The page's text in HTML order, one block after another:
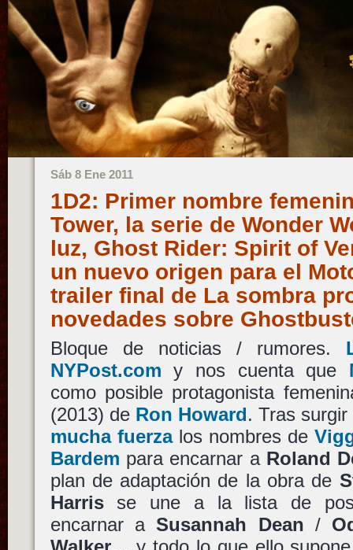
Sáb 8 Ene 2011
1D2: Primer nombre
Tower, la serie de Wonder
luz, Ghost Rider: Spirit of
un nuevo origen para el
trailer final de La sombra
novedades sobre
Bloque de noticias / rumores.
NYPost.com y nos cuenta que
como posible protagonista
(2013) de Ron Howard. Tras surgir
mucha fuerzalos nombres de
Bardem para encarnar a Roland
plan de adaptación de la obra de
Harrisse une a la lista de
encarnar aSusannah Dean /